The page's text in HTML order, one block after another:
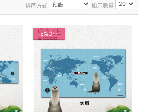
排序方式 顯示數量
5%OFF